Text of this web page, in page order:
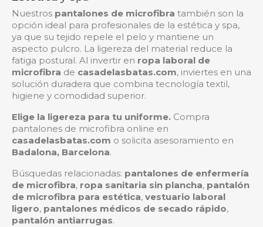
Nuestros pantalones de microfibra también son la
opción ideal para profesionales de la estética y spa,
ya que su tejido repele el pelo y mantiene un
aspecto pulcro. La ligereza del material reduce la
fatiga postural. Al invertir en ropa laboral de
microfibra de casadelasbatas.com, inviertes en una
solución duradera que combina tecnología textil,
higiene y comodidad superior.
Elige la ligereza para tu uniforme. Compra
pantalones de microfibra online en
casadelasbatas.com o solicita asesoramiento en
Badalona, Barcelona.
Búsquedas relacionadas: pantalones de enfermería
de microfibra, ropa sanitaria sin plancha, pantalón
de microfibra para estética, vestuario laboral
ligero, pantalones médicos de secado rápido,
pantalón antiarrugas.